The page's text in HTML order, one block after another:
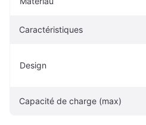
Caractéristiques
Design
Capacité de charge (max)